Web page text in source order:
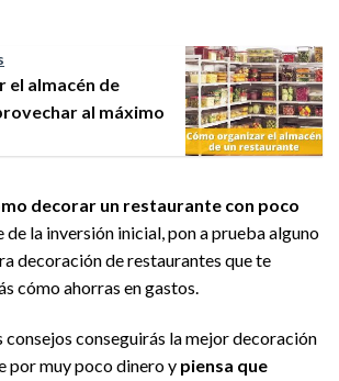
el almacén de
al máximo
decorar un restaurante con poco
de la inversión inicial, pon a prueba alguno
decoración de restaurantes que te
cómo ahorras en gastos.
consejos conseguirás la mejor decoración
por muy poco dinero y piensa que